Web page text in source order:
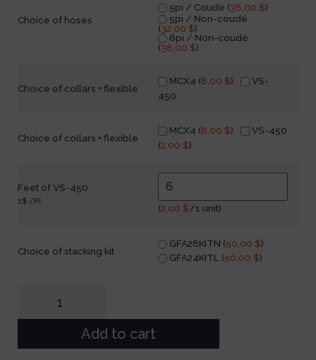
Choice of hoses
5pi / Coudé (38,00 $)
5pi / Non-coudé
(32,00 $)
6pi / Non-coudé
(38,00 $)
Choice of collars + flexible
MCX4 (8,00 $)
VS-
450
Choice of collars + flexible
MCX4 (8,00 $)
VS-450
(2,00 $)
Feet of VS-450
2$ /PI
(2,00 $/1 unit)
Choice of stacking kit
GFA28KITN (50,00 $)
GFA24KITL (50,00 $)
Add to cart